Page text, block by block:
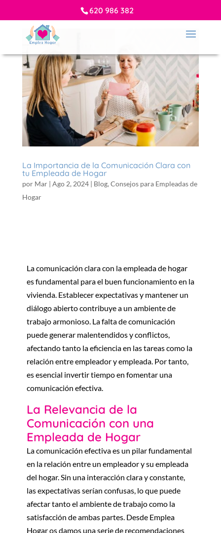
620 986 382
La Importancia de la Comunicación Clara con
tu Empleada de Hogar
por Mar| Ago 2, 2024| Blog, Consejos para Empleadas de
Hogar
La comunicación clara con la empleada de hogar
es fundamental para el buen funcionamiento en la
vivienda. Establecer expectativas y mantener un
diálogo abierto contribuye a un ambiente de
trabajo armonioso. La falta de comunicación
puede generar malentendidos y conflictos,
afectando tanto la eficiencia en las tareas como la
relación entre empleador y empleada. Por tanto,
es esencial invertir tiempo en fomentar una
comunicación efectiva.
La Relevancia de la
Comunicación con una
Empleada de Hogar
La comunicación efectiva es un pilar fundamental
en la relación entre un empleador y su empleada
del hogar. Sin una interacción clara y constante,
las expectativas serían confusas, lo que puede
afectar tanto el ambiente de trabajo como la
satisfacción de ambas partes. Desde Emplea
Hogar os damos una serie de recomendaciones